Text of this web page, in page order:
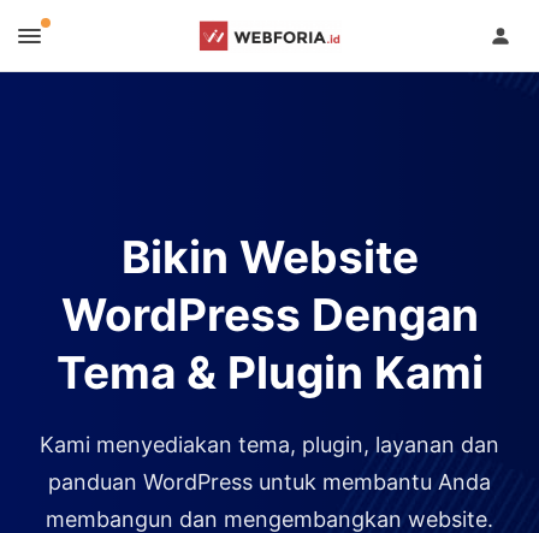
Bikin Website
WordPress Dengan
Tema & Plugin Kami
Kami menyediakan tema, plugin, layanan dan
panduan WordPress untuk membantu Anda
membangun dan mengembangkan website.